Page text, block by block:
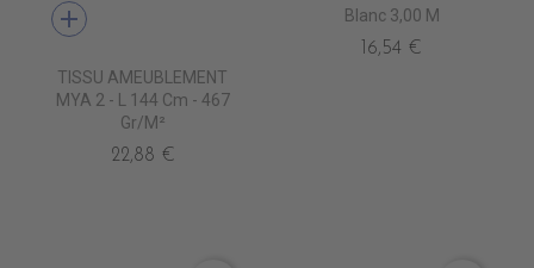
add
TISSU AMEUBLEMENT
MYA 2 - L 144 Cm - 467
Gr/m²
22,88 €
Blanc 3,00 M
16,54 €